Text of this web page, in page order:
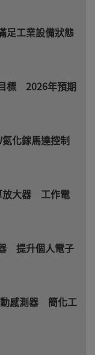
足工業設備狀態
標 2026年預期
化鎵馬達控制
放大器 工作電
提升個人電子
動感測器 簡化工